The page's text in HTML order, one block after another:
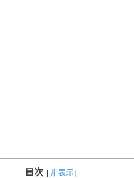
目次 [非表示]